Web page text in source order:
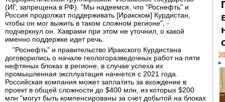
(ИГ, запрещена в РФ). "Мы надеемся, что "Роснефть" и
Россия продолжат поддерживать [Иракском] Курдистан,
чтобы он мог выжить в таком сложном регионе", -
подчеркнул он. Хаврами при этом не уточнил, о какой
именно поддержке идет речь.
"Роснефть" и правительство Иракского Курдистана
договорились о начале геологоразведочных работ на пяти
нефтяных блоках в регионе, в случае успеха их
промышленная эксплуатация начнется с 2021 года.
Российская компания может заплатить за вхождение в
проект в общей сложности до $400 млн, из которых $200
млн "могут быть компенсированы за счет добытой на блоках